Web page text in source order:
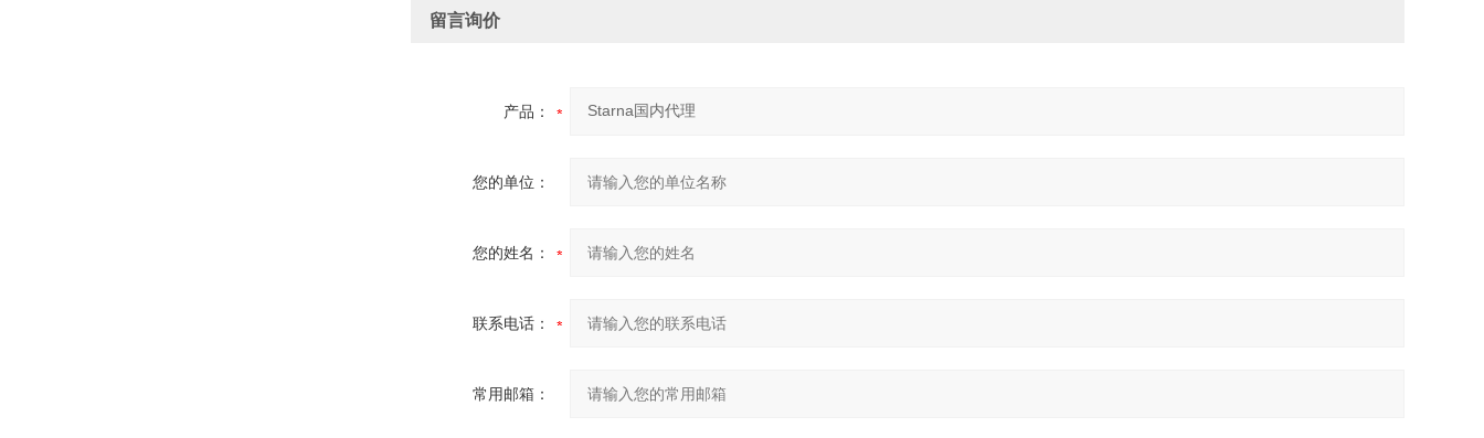
留言询价
产品：
您的单位：
您的姓名：
联系电话：
常用邮箱：